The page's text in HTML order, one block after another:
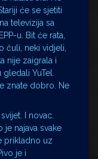
će se sjetiti
televizija sa
u. Bit će rata,
čuli, neki vidjeli,
nije zaigrala i
YuTel.
znate dobro. Ne
I novac.
je najava svake
prikladno uz
je i